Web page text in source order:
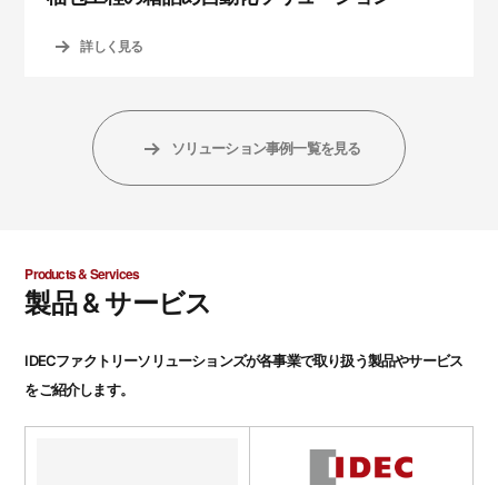
詳しく見る
ソリューション事例一覧を見る
Products & Services
製品 & サービス
IDECファクトリーソリューションズが各事業で取り扱う製品やサービス
をご紹介します。